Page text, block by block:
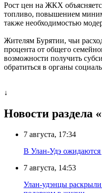
Рост цен на ЖКХ
топливо, повышением
также необходимостью
Жителям Бурятии, чьи
процента от общего
возможности получить
обратиться в органы
↓
Новости раздела
7 августа, 17:34
В Улан-Удэ
7 августа, 14:53
Улан-удэнцы